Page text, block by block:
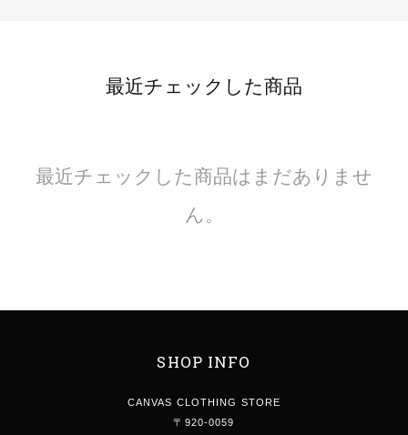
最近チェックした商品
最近チェックした商品はまだありませ
ん。
SHOP INFO
CANVAS CLOTHING STORE
〒920-0059